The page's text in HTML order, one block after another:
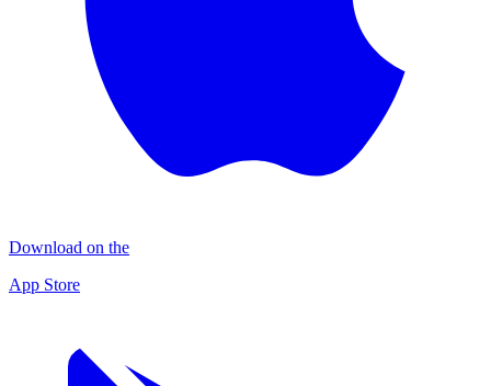
Download on the
App Store